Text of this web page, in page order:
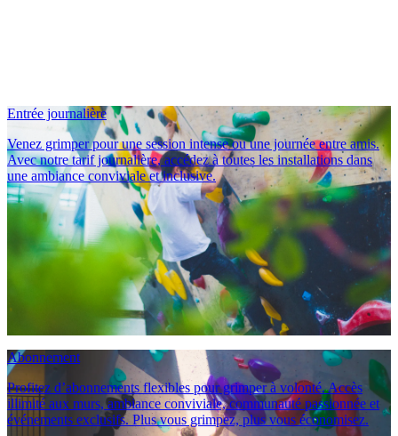
Entrée journalière
Venez grimper pour une session intense ou une journée entre amis.
Avec notre tarif journalière, accédez à toutes les installations dans
une ambiance conviviale et inclusive.
Abonnement
Profitez d’abonnements flexibles pour grimper à volonté. Accès
illimité aux murs, ambiance conviviale, communauté passionnée et
événements exclusifs. Plus vous grimpez, plus vous économisez.